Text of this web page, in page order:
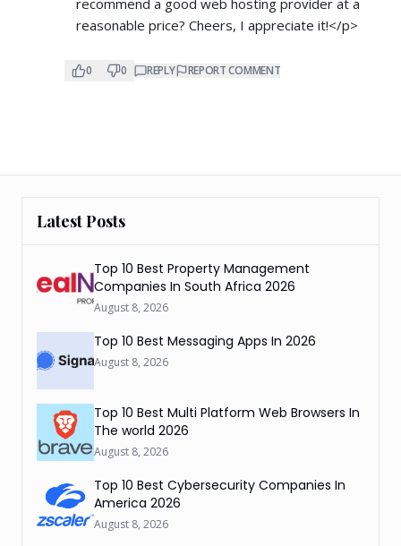
recommend a good web hosting provider at a
reasonable price? Cheers, I appreciate it!</p>
0 0 REPLY REPORT COMMENT
Latest Posts
Top 10 Best Property Management
Companies In South Africa 2026
August 8, 2026
Top 10 Best Messaging Apps In 2026
August 8, 2026
Top 10 Best Multi Platform Web Browsers In
The world 2026
August 8, 2026
Top 10 Best Cybersecurity Companies In
America 2026
August 8, 2026